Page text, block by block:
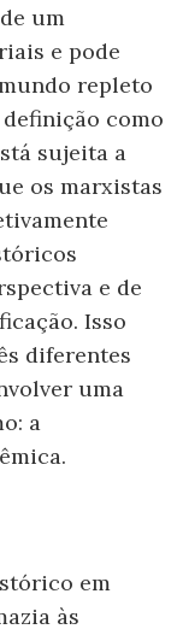
um
e pode
repleto
como
sujeita a
os marxistas
e de
Isso
diferentes
uma
a
em
às